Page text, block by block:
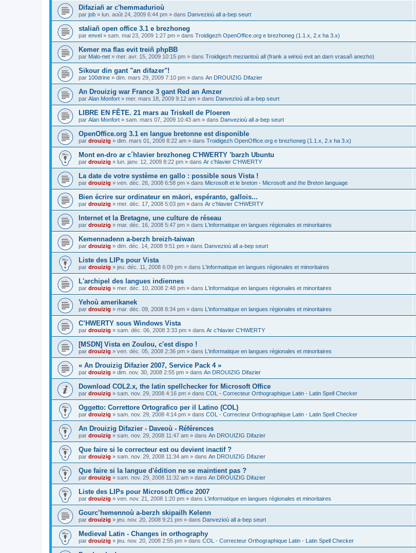
Difaziañ ar c'hemmadurioù
par job » lun. août 24, 2009 6:44 pm » dans Danvezioù all a-bep seurt
staliañ open office 3.1 e brezhoneg
par envel » sam. mai 23, 2009 1:27 pm » dans Troidigezh OpenOffice.org e brezhoneg (1.1.x, 2.x ha 3.x)
Kemer ma flas evit treiñ phpBB
par Malo-net » mer. avr. 15, 2009 10:15 pm » dans Troidigezh meziantoù all (frank a wirioù evit an darn vrasañ anezho)
Sikour din gant "an difazer"!
par 100drine » dim. mars 29, 2009 7:10 pm » dans An DROUIZIG Difazier
An Drouizig war France 3 gant Red an Amzer
par Alan Monfort » mer. mars 18, 2009 9:12 am » dans Danvezioù all a-bep seurt
LIBRE EN FÊTE. 21 mars au Triskell de Ploeren
par Alan Monfort » sam. mars 07, 2009 10:43 am » dans Danvezioù all a-bep seurt
OpenOffice.org 3.1 en langue bretonne est disponible
par drouizig » dim. mars 01, 2009 8:22 am » dans Troidigezh OpenOffice.org e brezhoneg (1.1.x, 2.x ha 3.x)
Mont en-dro ar c´hlavier brezhoneg C'HWERTY 'barzh Ubuntu
par drouizig » lun. janv. 12, 2009 8:22 pm » dans Ar c'hlavier C'HWERTY
La date de votre système en gallo : possible sous Vista !
par drouizig » ven. déc. 26, 2008 6:58 pm » dans Microsoft et le breton - Microsoft and the Breton language
Bien écrire sur ordinateur en māori, espéranto, gallois...
par drouizig » mer. déc. 17, 2008 5:03 pm » dans Ar c'hlavier C'HWERTY
Internet et la Bretagne, une culture de réseau
par drouizig » mar. déc. 16, 2008 5:47 pm » dans L'informatique en langues régionales et minoritaires
Kemennadenn a-berzh breizh-taiwan
par drouizig » dim. déc. 14, 2008 9:51 pm » dans Danvezioù all a-bep seurt
Liste des LIPs pour Vista
par drouizig » jeu. déc. 11, 2008 6:09 pm » dans L'informatique en langues régionales et minoritaires
L'archipel des langues indiennes
par drouizig » mer. déc. 10, 2008 2:48 pm » dans L'informatique en langues régionales et minoritaires
Yehoù amerikanek
par drouizig » mar. déc. 09, 2008 8:34 pm » dans L'informatique en langues régionales et minoritaires
C’HWERTY sous Windows Vista
par drouizig » sam. déc. 06, 2008 3:33 pm » dans Ar c'hlavier C'HWERTY
[MSDN] Vista en Zoulou, c'est dispo !
par drouizig » ven. déc. 05, 2008 2:36 pm » dans L'informatique en langues régionales et minoritaires
« An Drouizig Difazier 2007, Service Pack 4 »
par drouizig » dim. nov. 30, 2008 2:55 pm » dans An DROUIZIG Difazier
Download COL2.x, the latin spellchecker for Microsoft Office
par drouizig » sam. nov. 29, 2008 4:16 pm » dans COL - Correcteur Orthographique Latin - Latin Spell Checker
Oggetto: Correttore Ortografico per il Latino (COL)
par drouizig » sam. nov. 29, 2008 4:14 pm » dans COL - Correcteur Orthographique Latin - Latin Spell Checker
An Drouizig Difazier - Daveoù - Références
par drouizig » sam. nov. 29, 2008 11:47 am » dans An DROUIZIG Difazier
Que faire si le correcteur est ou devient inactif ?
par drouizig » sam. nov. 29, 2008 11:34 am » dans An DROUIZIG Difazier
Que faire si la langue d'édition ne se maintient pas ?
par drouizig » sam. nov. 29, 2008 11:32 am » dans An DROUIZIG Difazier
Liste des LIPs pour Microsoft Office 2007
par drouizig » ven. nov. 21, 2008 1:20 pm » dans L'informatique en langues régionales et minoritaires
Gourc’hemennoù a-berzh skipailh Kelenn
par drouizig » jeu. nov. 20, 2008 9:21 pm » dans Danvezioù all a-bep seurt
Medieval Latin - Changes in orthography
par drouizig » jeu. nov. 20, 2008 2:55 pm » dans COL - Correcteur Orthographique Latin - Latin Spell Checker